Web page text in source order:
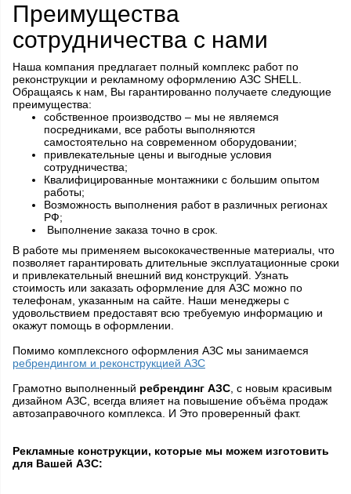
Преимущества
сотрудничества с нами
Наша компания предлагает полный комплекс работ по
реконструкции и рекламному оформлению АЗС SHELL.
Обращаясь к нам, Вы гарантированно получаете следующие
преимущества:
собственное производство – мы не являемся
посредниками, все работы выполняются
самостоятельно на современном оборудовании;
привлекательные цены и выгодные условия
сотрудничества;
Квалифицированные монтажники с большим опытом
работы;
Возможность выполнения работ в различных регионах
РФ;
Выполнение заказа точно в срок.
В работе мы применяем высококачественные материалы, что
позволяет гарантировать длительные эксплуатационные сроки
и привлекательный внешний вид конструкций. Узнать
стоимость или заказать оформление для АЗС можно по
телефонам, указанным на сайте. Наши менеджеры с
удовольствием предоставят всю требуемую информацию и
окажут помощь в оформлении.
Помимо комплексного оформления АЗС мы занимаемся
ребрендингом и реконструкцией АЗС
Грамотно выполненный ребрендинг АЗС , с новым красивым
дизайном АЗС, всегда влияет на повышение объёма продаж
автозаправочного комплекса. И Это проверенный факт.
Рекламные конструкции, которые мы можем изготовить
для Вашей АЗС: